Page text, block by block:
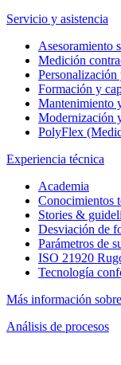
Servicio y asistencia
Asesoramiento
Medición
Personalización
Formación y
Mantenimiento
Modernización
PolyFlex
Experiencia técnica
Academia
Conocimientos
Stories &
Desviación de
Parámetros de
ISO 21920
Tecnología
Más información
Análisis de procesos